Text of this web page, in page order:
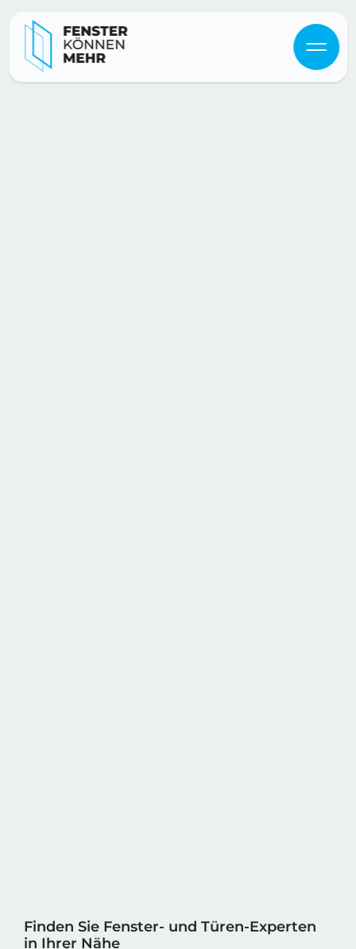
Finden Sie Fenster- und Türen-Experten
in Ihrer Nähe